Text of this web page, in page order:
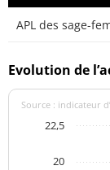
APL des sage-
Evolution de
Source : indicateur
20
22,5